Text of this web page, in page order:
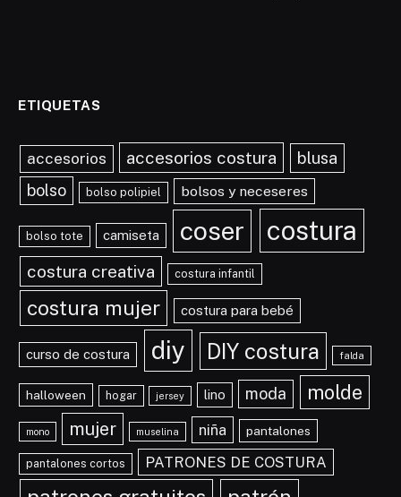
ETIQUETAS
accesorios accesorios costura blusa
bolso bolso polipiel bolsos y neceseres
bolso tote camiseta coser costura
costura creativa costura infantil
costura mujer costura para bebé
curso de costura diy DIY costura falda
halloween hogar jersey lino moda molde
mono mujer muselina niña pantalones
pantalones cortos PATRONES DE COSTURA